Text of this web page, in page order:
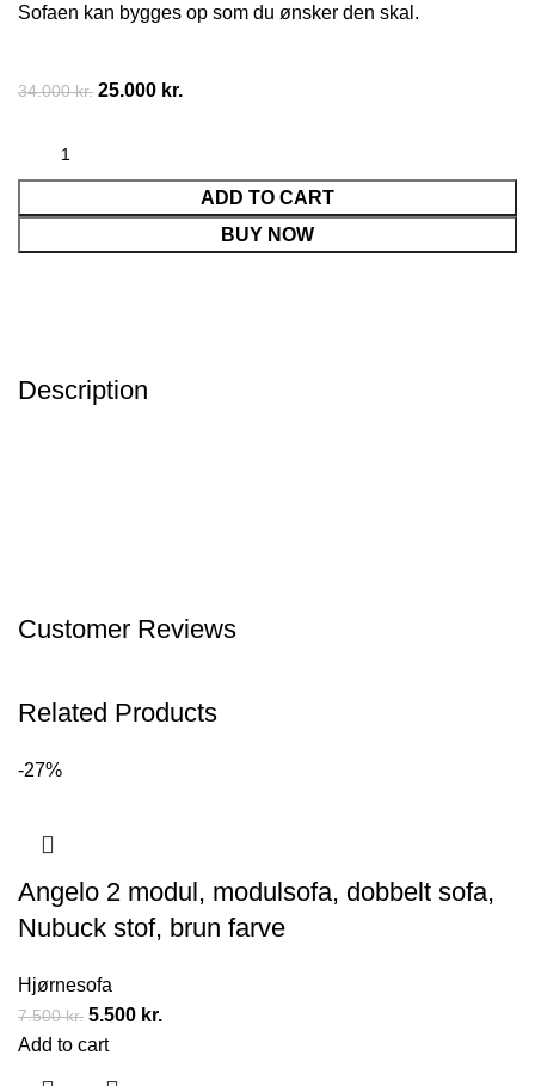
Sofaen kan bygges op som du ønsker den skal.
34.000kr. 25.000 kr.
ADD TO CART
BUY NOW
Description
Customer Reviews
Related Products
-27%
Angelo 2 modul, modulsofa, dobbelt sofa,
Nubuck stof, brun farve
Hjørnesofa
7.500kr. 5.500 kr.
Add to cart